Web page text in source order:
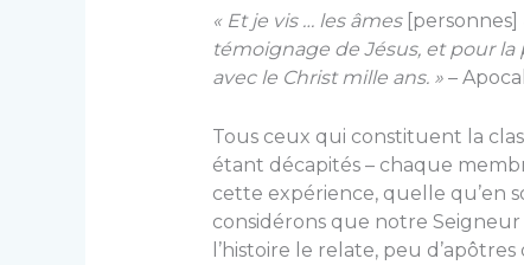
« Et je vis … les âmes [personnes]
témoignage de Jésus, et pour
avec le Christ mille ans. »–
Tous ceux qui constituent la
étant décapités – chaque
cette expérience, quelle qu’en
considérons que notre Seigneur
l’histoire le relate, peu